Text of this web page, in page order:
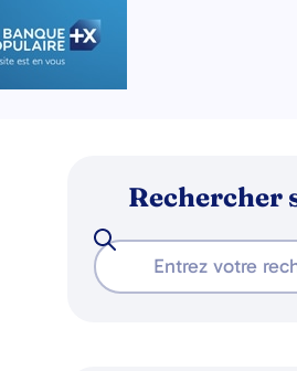
Rechercher